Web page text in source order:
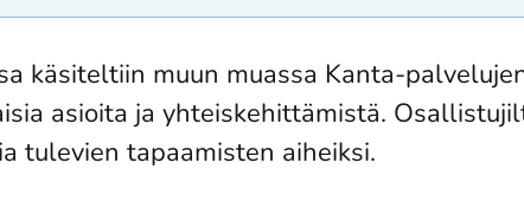
käsiteltiin muun muassa Kanta-
asioita ja yhteiskehittämistä.
tulevien tapaamisten aiheiksi.